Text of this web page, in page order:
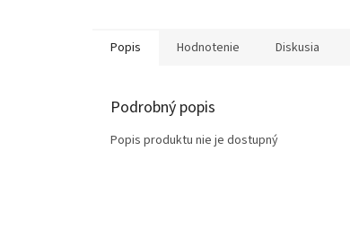
Popis Hodnotenie Diskusia
Podrobný popis
Popis produktu nie je dostupný